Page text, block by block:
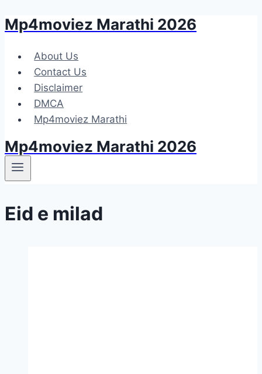
Skip
content
Mp4moviez Marathi 2026
About Us
Contact Us
Disclaimer
DMCA
Mp4moviez Marathi
Mp4moviez Marathi 2026
Eid e milad